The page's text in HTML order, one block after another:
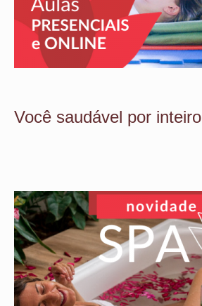
Você saudável por inteiro